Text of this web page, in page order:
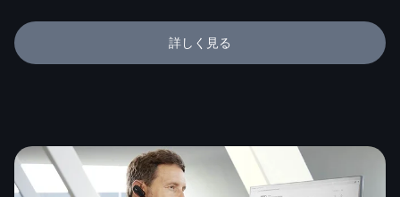
詳しく見る